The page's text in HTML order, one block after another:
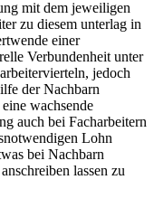
mit dem jeweiligen
zu diesem unterlag in
einer
Verbundenheit unter
jedoch
der Nachbarn
wachsende
auch bei Facharbeitern
Lohn
bei Nachbarn
lassen zu